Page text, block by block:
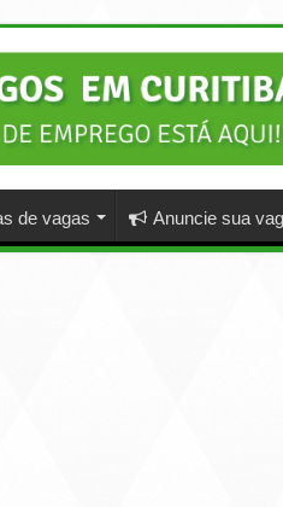
de vagas Anuncie sua